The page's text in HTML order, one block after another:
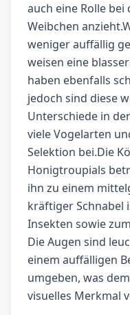
auch eine Rolle
Weibchen
weniger auffällig
weisen eine
haben ebenfalls
jedoch sind diese
Unterschiede in
viele Vogelarten
Selektion bei.Die
Honigtroupials
ihn zu einem
kräftiger Schnabel
Insekten sowie
Die Augen sind
einem auffälligen
umgeben, was
visuelles Merkmal